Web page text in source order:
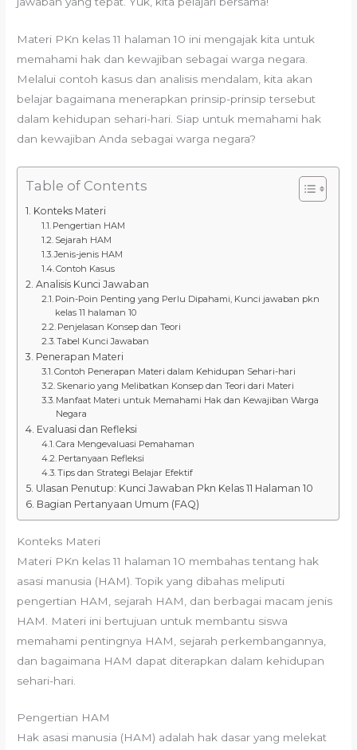
Materi PKn kelas 11 halaman 10 ini mengajak kita untuk
memahami hak dan kewajiban sebagai warga negara.
Melalui contoh kasus dan analisis mendalam, kita akan
belajar bagaimana menerapkan prinsip-prinsip tersebut
dalam kehidupan sehari-hari. Siap untuk memahami hak
dan kewajiban Anda sebagai warga negara?
Table of Contents
Konteks Materi
Pengertian HAM
Sejarah HAM
Jenis-jenis HAM
Contoh Kasus
Analisis Kunci Jawaban
Poin-Poin Penting yang Perlu Dipahami, Kunci jawaban pkn
kelas 11 halaman 10
Penjelasan Konsep dan Teori
Tabel Kunci Jawaban
Penerapan Materi
Contoh Penerapan Materi dalam Kehidupan Sehari-hari
Skenario yang Melibatkan Konsep dan Teori dari Materi
Manfaat Materi untuk Memahami Hak dan Kewajiban Warga
Negara
Evaluasi dan Refleksi
Cara Mengevaluasi Pemahaman
Pertanyaan Refleksi
Tips dan Strategi Belajar Efektif
Ulasan Penutup: Kunci Jawaban Pkn Kelas 11 Halaman 10
Bagian Pertanyaan Umum (FAQ)
Konteks Materi
Materi PKn kelas 11 halaman 10 membahas tentang hak
asasi manusia (HAM). Topik yang dibahas meliputi
pengertian HAM, sejarah HAM, dan berbagai macam jenis
HAM. Materi ini bertujuan untuk membantu siswa
memahami pentingnya HAM, sejarah perkembangannya,
dan bagaimana HAM dapat diterapkan dalam kehidupan
sehari-hari.
Pengertian HAM
Hak asasi manusia (HAM) adalah hak dasar yang melekat